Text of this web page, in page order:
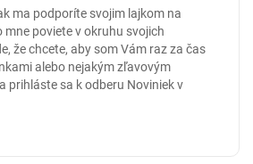
ma podporíte svojim lajkom na
mne poviete v okruhu svojich
že chcete, aby som Vám raz za čas
alebo nejakým zľavovým
prihláste sa k odberu Noviniek v